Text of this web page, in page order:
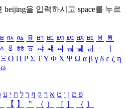
beijing을 입력하시고 space를 누르
ㅯ ㅰ ㅱ ㅲ ㅳ ㅴ ㅵ ㅶ ㅷ ㅸ
ㅹ
ㆄ ㆅ ㆆ ㆇ ㆈ ㆉ ㆊ ㆋ ㆌ ㆍ
ㆎ
Ξ Ο Π Ρ Σ ΤΥ Φ Χ Ψ Ω α β γ δ ε ζ η
ω
פ ם ן ו ט א ר ק ף ך ל ח י ע
【 】 ＂ （ ） ［ ］ ｛ ｝